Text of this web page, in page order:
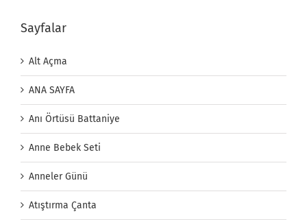
Sayfalar
Alt Açma
ANA SAYFA
Anı Örtüsü Battaniye
Anne Bebek Seti
Anneler Günü
Atıştırma Çanta